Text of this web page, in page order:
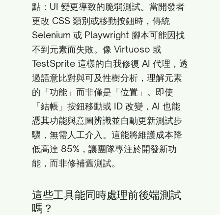
點：UI 變更導致的脆弱測試。當開發者
更改 CSS 類別或移動按鈕時，傳統
Selenium 或 Playwright 腳本可能因找
不到元素而失敗。像 Virtuoso 或
TestSprite 這樣的自我修復 AI 代理，透
過語意比對與可及性樹分析，理解元素
的「功能」而非僅是「位置」。即使
「結帳」按鈕移動或 ID 改變，AI 也能
憑其功能與意圖辨識並自動更新測試步
驟，無需人工介入。這能將維護成本降
低高達 85%，讓團隊專注於開發新功
能，而非修補舊測試。
這些工具能同時處理前後端測試
嗎？